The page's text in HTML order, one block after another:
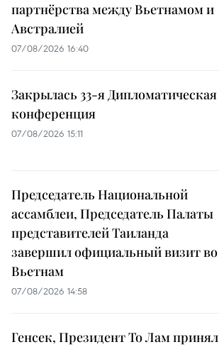
партнёрства между Вьетнамом и
Австралией
07/08/2026 16:40
Закрылась 33-я Дипломатическая
конференция
07/08/2026 15:11
Председатель Национальной
ассамблеи, Председатель Палаты
представителей Таиланда
завершил официальный визит во
Вьетнам
07/08/2026 14:58
Генсек, Президент То Лам принял